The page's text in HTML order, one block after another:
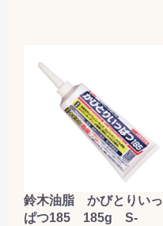
鈴木油脂 かびとりいっ
ぱつ185 185g S-